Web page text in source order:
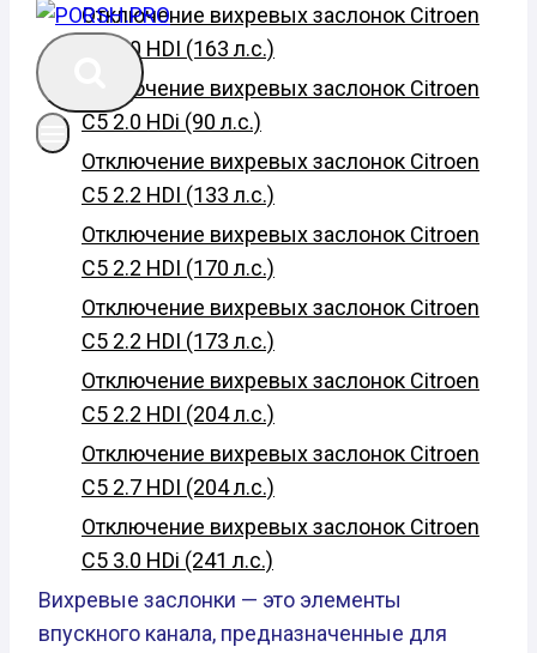
Отключение вихревых заслонок Citroen
C5 2.0 HDI (163 л.с.)
Отключение вихревых заслонок Citroen
C5 2.0 HDi (90 л.с.)
Отключение вихревых заслонок Citroen
C5 2.2 HDI (133 л.с.)
Отключение вихревых заслонок Citroen
C5 2.2 HDI (170 л.с.)
Отключение вихревых заслонок Citroen
C5 2.2 HDI (173 л.с.)
Отключение вихревых заслонок Citroen
C5 2.2 HDI (204 л.с.)
Отключение вихревых заслонок Citroen
C5 2.7 HDI (204 л.с.)
Отключение вихревых заслонок Citroen
C5 3.0 HDi (241 л.с.)
Вихревые заслонки — это элементы
впускного канала, предназначенные для